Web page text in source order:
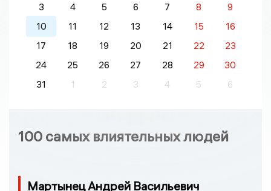
3
4 5 6 7 8
9
10
11 12 13 14 15
16
17
18 19 20 21 22
23
24
25 26 27 28 29
30
31
1 2 3 4 5 6
100 самых влиятельных людей
Мартынец Андрей Васильевич